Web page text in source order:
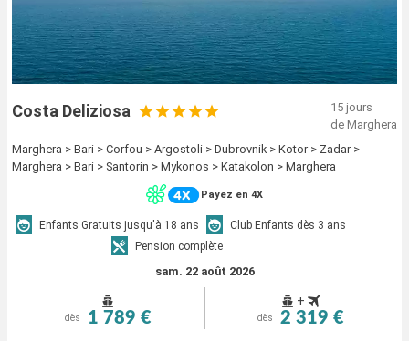
Costa Deliziosa
15 jours
de Marghera
Marghera > Bari > Corfou > Argostoli > Dubrovnik > Kotor > Zadar >
Marghera > Bari > Santorin > Mykonos > Katakolon > Marghera
Payez en 4X
Enfants Gratuits jusqu'à 18 ans
Club Enfants dès 3 ans
Pension complète
sam. 22 août 2026
dès 1 789 €
+
dès 2 319 €